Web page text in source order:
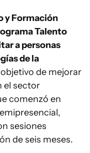
y Formación
Talento
a personas
de la
de mejorar
el sector
comenzó en
sesiones
de seis meses.